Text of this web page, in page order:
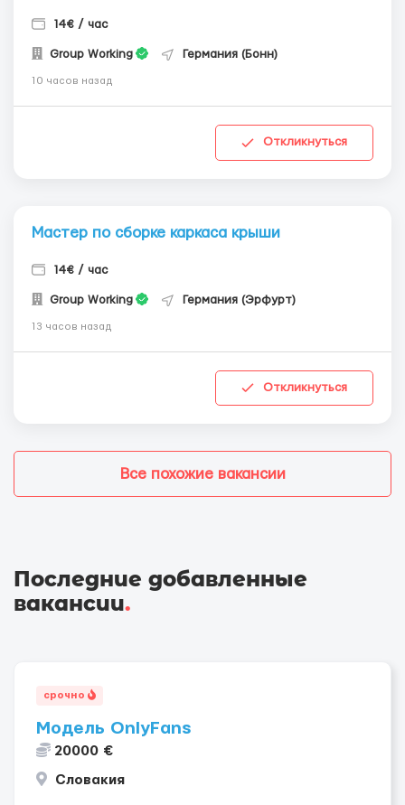
14€ / час
Group Working Германия (Бонн)
10 часов назад
Откликнуться
Мастер по сборке каркаса крыши
14€ / час
Group Working Германия (Эрфурт)
13 часов назад
Откликнуться
Все похожие вакансии
Последние добавленные
вакансии.
срочно
Модель OnlyFans
20000 €
Словакия